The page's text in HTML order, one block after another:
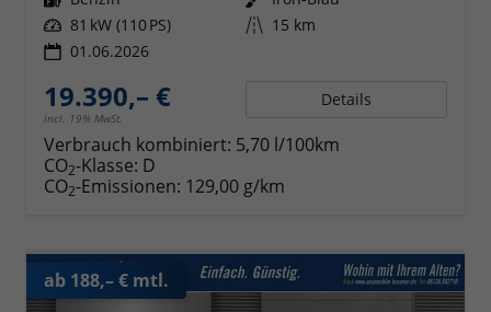
Leistung 81 kW (110 PS) Kilometerstand 15 km
01.06.2026
19.390,– €
incl. 19% MwSt.
Details
Verbrauch kombiniert: 5,70 l/100km
CO2-Klasse: D
CO2-Emissionen: 129,00 g/km
ab 188,– € mtl.